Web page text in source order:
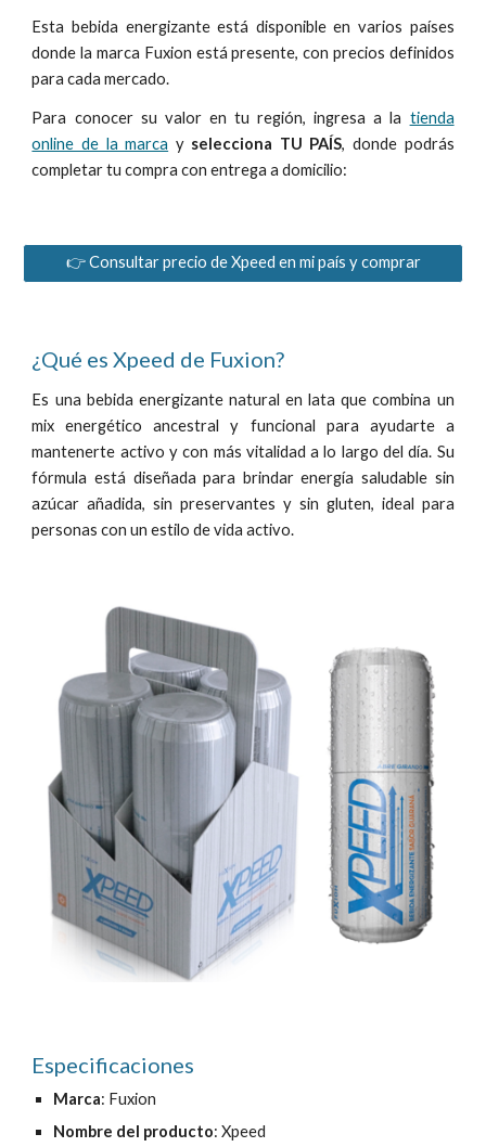
Esta bebida energizante está disponible en varios países
donde la marca Fuxion está presente, con precios definidos
para cada mercado.
Para conocer su valor en tu región, ingresa a la tienda
online de la marca y selecciona TU PAÍS, donde podrás
completar tu compra con entrega a domicilio:
👉 Consultar precio de Xpeed en mi país y comprar
¿Qué es Xpeed de Fuxion?
Es una bebida energizante natural en lata que combina un
mix energético ancestral y funcional para ayudarte a
mantenerte activo y con más vitalidad a lo largo del día. Su
fórmula está diseñada para brindar energía saludable sin
azúcar añadida, sin preservantes y sin gluten, ideal para
personas con un estilo de vida activo.
Especificaciones
Marca: Fuxion
Nombre del producto:Xpeed